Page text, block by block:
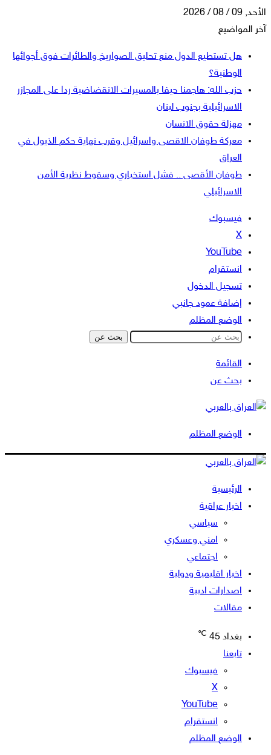
الأحد, 09 / 08 / 2026
آخر المواضيع
هل تستطيع الدول منع تحليق الصواريخ والطائرات فوق أجوائها
الوطنية؟
حزب الله: هاجمنا حيفا بالمسيرات الانقضاضية ردا على المجازر
الاسرائيلية بجنوب لبنان
مهزلة حقوق الانسان
معركة طوفان الاقصى واسرائيل وقرب نهاية حكم الذيول في
العراق
طوفان الأقصى .. فشل استخباري وسقوط نظرية الأمن
الاسرائيلي
فيسبوك
‫X
‫YouTube
انستقرام
تسجيل الدخول
إضافة عمود جانبي
الوضع المظلم
بحث عن
القائمة
بحث عن
الوضع المظلم
الرئيسية
اخبار عراقية
سياسي
امني وعسكري
اجتماعي
اخبار اقليمية ودولية
اصدارات ادبية
مقالات
بغداد 45
℃
تابعنا
فيسبوك
‫X
‫YouTube
انستقرام
الوضع المظلم